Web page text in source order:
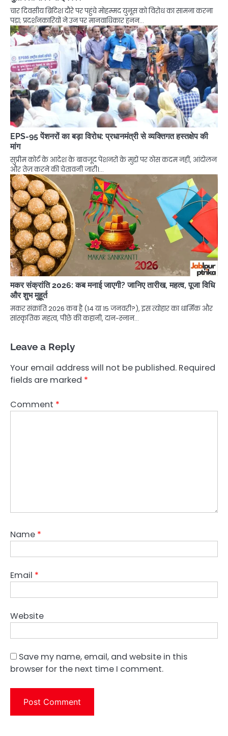
चार दिवसीय ब्रिटिश दौरे पर पहुंचे मोहम्मद युनूस को विरोध का सामना करना
पड़ा; प्रदर्शनकारियों ने उन पर मानवाधिकार हनन…
EPS-95 पेंशनरों का बड़ा विरोध: प्रधानमंत्री से व्यक्तिगत हस्तक्षेप की
मांग
सुप्रीम कोर्ट के आदेश के बावजूद पेंशनरों के मुद्दों पर ठोस कदम नहीं, आंदोलन
और तेज़ करने की चेतावनी जारी।…
मकर संक्रांति 2026: कब मनाई जाएगी? जानिए तारीख, महत्व, पूजा विधि
और शुभ मुहूर्त
मकर संक्रांति 2026 कब है (14 या 15 जनवरी?), इस त्योहार का धार्मिक और
सांस्कृतिक महत्व, पीछे की कहानी, दान-स्नान…
Leave a Reply
Your email address will not be published. Required
fields are marked *
Comment *
Name *
Email *
Website
Save my name, email, and website in this
browser for the next time I comment.